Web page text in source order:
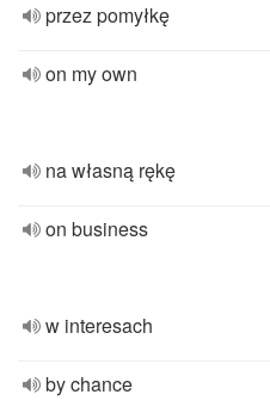
przez pomyłkę
on my own
na własną rękę
on business
w interesach
by chance